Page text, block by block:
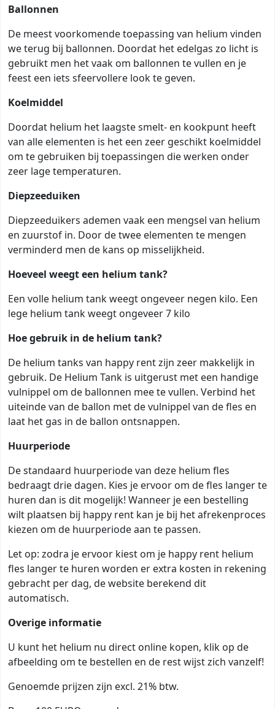
Ballonnen
De meest voorkomende toepassing van helium vinden
we terug bij ballonnen. Doordat het edelgas zo licht is
gebruikt men het vaak om ballonnen te vullen en je
feest een iets sfeervollere look te geven.
Koelmiddel
Doordat helium het laagste smelt- en kookpunt heeft
van alle elementen is het een zeer geschikt koelmiddel
om te gebruiken bij toepassingen die werken onder
zeer lage temperaturen.
Diepzeeduiken
Diepzeeduikers ademen vaak een mengsel van helium
en zuurstof in. Door de twee elementen te mengen
verminderd men de kans op misselijkheid.
Hoeveel weegt een helium tank?
Een volle helium tank weegt ongeveer negen kilo. Een
lege helium tank weegt ongeveer 7 kilo
Hoe gebruik in de helium tank?
De helium tanks van happy rent zijn zeer makkelijk in
gebruik. De Helium Tank is uitgerust met een handige
vulnippel om de ballonnen mee te vullen. Verbind het
uiteinde van de ballon met de vulnippel van de fles en
laat het gas in de ballon ontsnappen.
Huurperiode
De standaard huurperiode van deze helium fles
bedraagt drie dagen. Kies je ervoor om de fles langer te
huren dan is dit mogelijk! Wanneer je een bestelling
wilt plaatsen bij happy rent kan je bij het afrekenproces
kiezen om de huurperiode aan te passen.
Let op: zodra je ervoor kiest om je happy rent helium
fles langer te huren worden er extra kosten in rekening
gebracht per dag, de website berekend dit
automatisch.
Overige informatie
U kunt het helium nu direct online kopen, klik op de
afbeelding om te bestellen en de rest wijst zich vanzelf!
Genoemde prijzen zijn excl. 21% btw.